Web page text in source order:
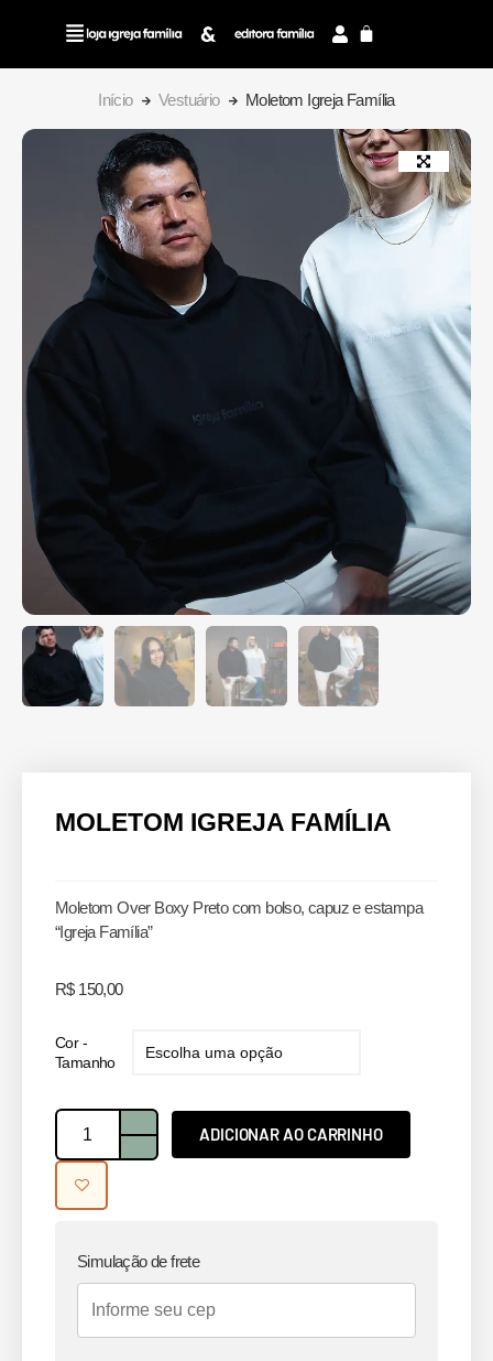
45,00
Início Vestuário Moletom Igreja Família
MOLETOM IGREJA FAMÍLIA
Moletom Over Boxy Preto com bolso, capuz e estampa
“Igreja Família”
R$150,00
Cor -
Tamanho
ADICIONAR AO CARRINHO
Simulação de frete